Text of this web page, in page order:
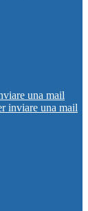
una mail
inviare una mail